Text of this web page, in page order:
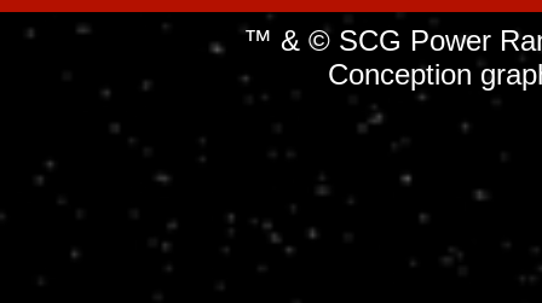
™ & © SCG Power
Conception